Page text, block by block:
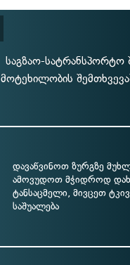
საგზაო-სატრანსპორტო
მოტეხილობის
დავაწვინოთ ზურგზე
ამოვუდოთ მჭიდროდ
ტანსაცმელი, მივცეთ
საშუალება